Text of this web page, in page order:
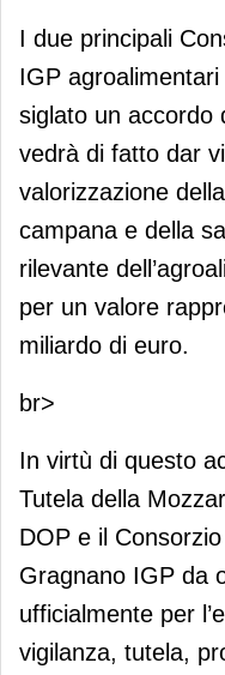
I Consorzi
IGP e della
campana DOP
I due principali
IGP
siglato un accordo
vedrà di fatto dar
valorizzazione
campana e della
rilevante
per un valore
miliardo di euro.
br>
In virtù di questo
Tutela della
DOP e il
Gragnano IGP da
ufficialmente per
vigilanza, tutela,